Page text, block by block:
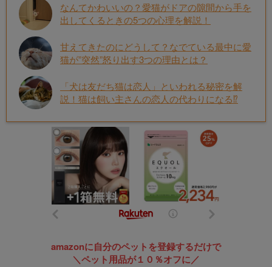
なんてかわいいの？愛猫がドアの隙間から手を
出してくるときの5つの心理を解説！
甘えてきたのにどうして？なでている最中に愛
猫が”突然”怒り出す3つの理由とは？
「犬は友だち猫は恋人」といわれる秘密を解
説！猫は飼い主さんの恋人の代わりになる⁉︎
amazonに自分のペットを登録するだけで
＼ペット用品が１０％オフに／